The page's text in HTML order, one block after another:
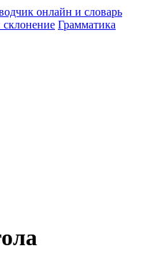
склонение Грамматика